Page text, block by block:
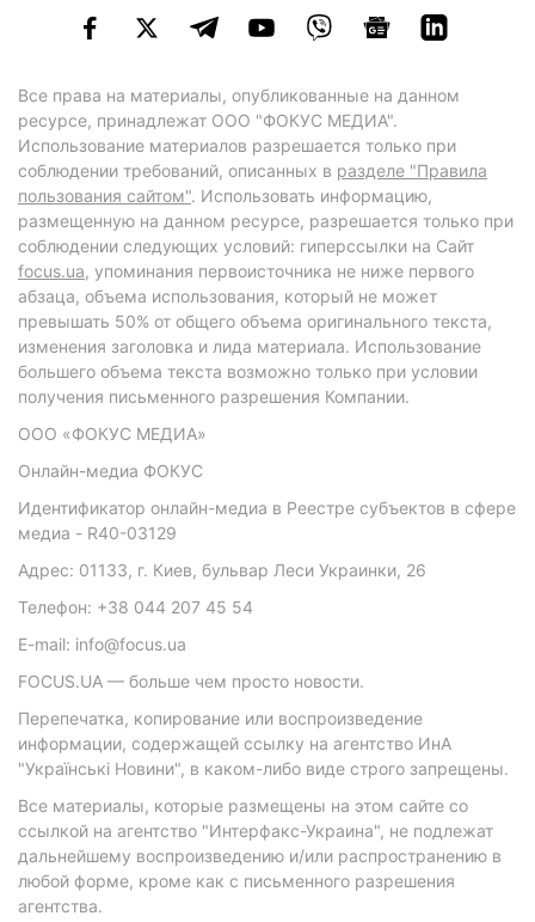
Все права на материалы, опубликованные на данном
ресурсе, принадлежат ООО "ФОКУС МЕДИА".
Использование материалов разрешается только при
соблюдении требований, описанных в разделе "Правила
пользования сайтом". Использовать информацию,
размещенную на данном ресурсе, разрешается только при
соблюдении следующих условий: гиперссылки на Сайт
focus.ua, упоминания первоисточника не ниже первого
абзаца, объема использования, который не может
превышать 50% от общего объема оригинального текста,
изменения заголовка и лида материала. Использование
большего объема текста возможно только при условии
получения письменного разрешения Компании.
ООО «ФОКУС МЕДИА»
Онлайн-медиа ФОКУС
Идентификатор онлайн-медиа в Реестре субъектов в сфере
медиа - R40-03129
Адрес: 01133, г. Киев, бульвар Леси Украинки, 26
Телефон: +38 044 207 45 54
E-mail: info@focus.ua
FOCUS.UA — больше чем просто новости.
Перепечатка, копирование или воспроизведение
информации, содержащей ссылку на агентство ИнА
"Українські Новини", в каком-либо виде строго запрещены.
Все материалы, которые размещены на этом сайте со
ссылкой на агентство "Интерфакс-Украина", не подлежат
дальнейшему воспроизведению и/или распространению в
любой форме, кроме как с письменного разрешения
агентства.